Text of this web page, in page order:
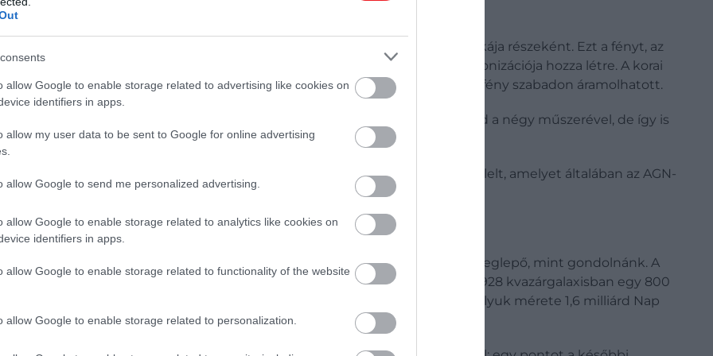
allow Google to enable storage related to advertising like cookies on
identifiers in apps.
allow my user data to be sent to Google for online advertising
allow Google to send me personalized advertising.
allow Google to enable storage related to analytics like cookies on
identifiers in apps.
allow Google to enable storage related to functionality of the website
allow Google to enable storage related to personalization.
korai Univerzumban a csillagkeletkezés által keltett fényt elemző munkája részeként. Ezt a fényt, az
a semleges hidrogén csillagkeletkezési tevékenység során történő ionizációja hozza létre. A korai
megakadályozta a fény terjedését. Miután ez a hidrogén ionizálódott, a fény szabadon áramolhatott.
célpont volt. A teleszkóp mindössze egy órán át figyelte a galaxist mind a négy műszerével, de így is
A csillagkeletkezés fényén kívül egy széles emissziós jelenséget is észlelt, amelyet általában az AGN-
AGN-kutatónak, a dolgok igazán érdekessé váltak.
AGN, vagy a csillagkeletkezés fényét bocsátja ki.
13,2 milliárd évvel ezelőtt is létezett, és növekedni is látták, nem olyan meglepő, mint gondolnánk. A
is észleltek; a 690 millió évvel az ősrobbanás után felfedezett J1342+0928 kvazárgalaxisban egy 800
A 670 millió évvel az ősrobbanás után, a J0313-1806-ban található fekete lyuk mérete 1,6 milliárd Nap